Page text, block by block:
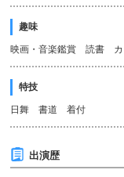
趣味
映画・音楽鑑賞 読書 カ
特技
日舞 書道 着付
出演歴